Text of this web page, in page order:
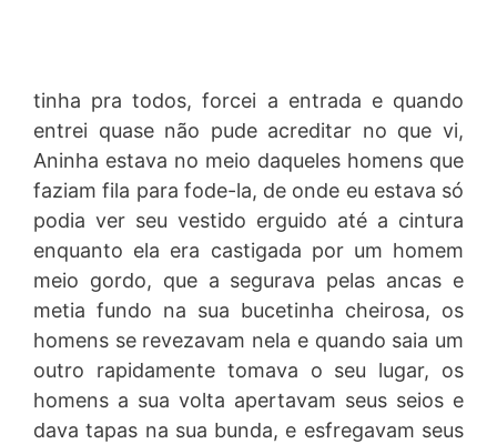
tinha pra todos, forcei a entrada e quando
entrei quase não pude acreditar no que vi,
Aninha estava no meio daqueles homens que
faziam fila para fode-la, de onde eu estava só
podia ver seu vestido erguido até a cintura
enquanto ela era castigada por um homem
meio gordo, que a segurava pelas ancas e
metia fundo na sua bucetinha cheirosa, os
homens se revezavam nela e quando saia um
outro rapidamente tomava o seu lugar, os
homens a sua volta apertavam seus seios e
dava tapas na sua bunda, e esfregavam seus